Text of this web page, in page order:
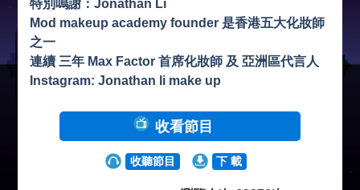
特別嗚謝：Jonathan Li
Mod makeup academy founder 是香港五大化妝師
之一
連續 三年 Max Factor 首席化妝師 及 亞洲區代言人
Instagram: Jonathan li make up
收看節目
收聽節目 下 載